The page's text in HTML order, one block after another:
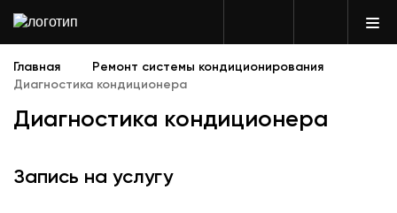
Главная
Ремонт системы кондиционирования
Диагностика кондиционера
Диагностика кондиционера
Запись на услугу